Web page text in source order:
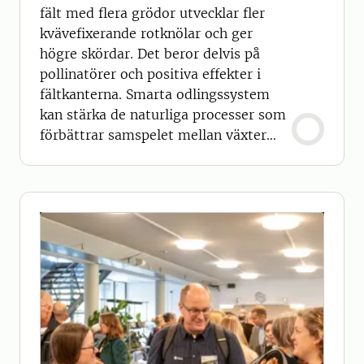
fält med flera grödor utvecklar fler
kvävefixerande rotknölar och ger
högre skördar. Det beror delvis på
pollinatörer och positiva effekter i
fältkanterna. Smarta odlingssystem
kan stärka de naturliga processer som
förbättrar samspelet mellan växter